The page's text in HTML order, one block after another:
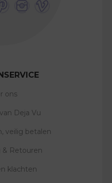
ons
Deja Vu
veilig betalen
& Retouren
klachten